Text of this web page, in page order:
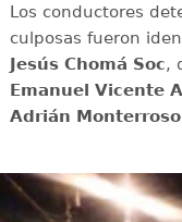
Los conductores
culposas fueron
Jesús Chomá Soc,
Emanuel Vicente
Adrián